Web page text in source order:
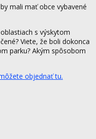
mali mať obce vybavené
s výskytom
Viete, že boli dokonca
parku? Akým spôsobom
objednať tu.